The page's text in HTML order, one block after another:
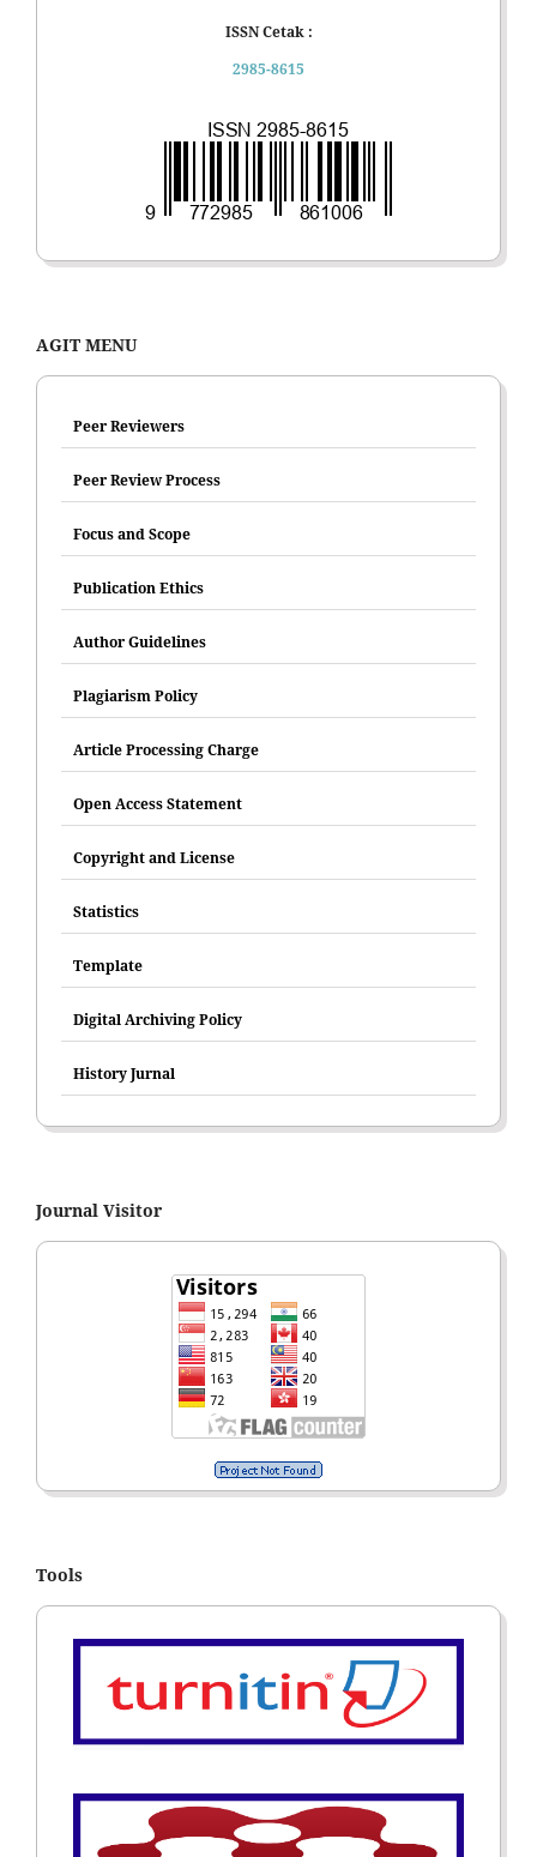
ISSN Cetak :
2985-8615
AGIT MENU
Peer Reviewers
Peer Review Process
Focus and Scope
Publication Ethics
Author Guidelines
Plagiarism Policy
Article Processing Charge
Open Access Statement
Copyright and License
Statistics
Template
Digital Archiving Policy
History Jurnal
Journal Visitor
Tools